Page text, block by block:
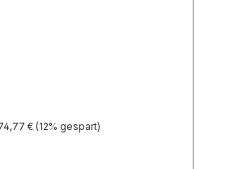
mit Verwaltung des
Preis:
€ (12% gespart)